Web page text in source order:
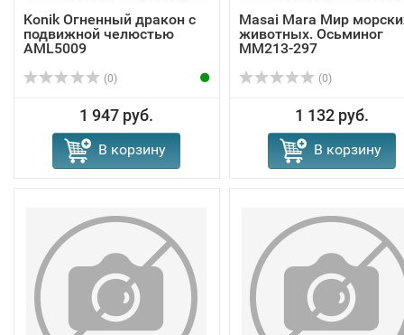
Konik Огненный дракон с
подвижной челюстью
AML5009
(0)
1 947 руб.
В корзину
Masai Mara Мир
животных. Осьминог
MM213-297
(0)
1 132 руб.
В корзину